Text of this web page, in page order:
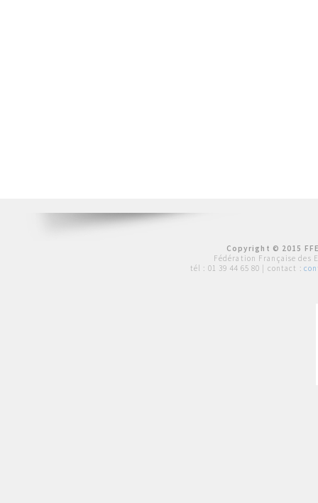
Copyright © 2015
Fédération Française des
tél : 01 39 44 65 80 | contact :